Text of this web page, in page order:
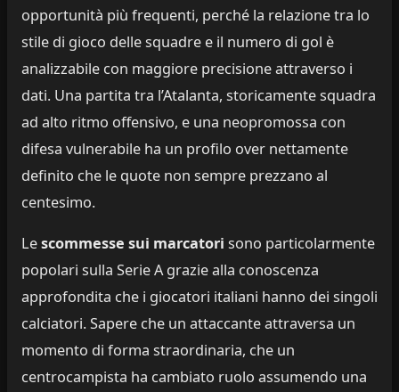
opportunità più frequenti, perché la relazione tra lo
stile di gioco delle squadre e il numero di gol è
analizzabile con maggiore precisione attraverso i
dati. Una partita tra l’Atalanta, storicamente squadra
ad alto ritmo offensivo, e una neopromossa con
difesa vulnerabile ha un profilo over nettamente
definito che le quote non sempre prezzano al
centesimo.
Lescommesse sui marcatori sono particolarmente
popolari sulla Serie A grazie alla conoscenza
approfondita che i giocatori italiani hanno dei singoli
calciatori. Sapere che un attaccante attraversa un
momento di forma straordinaria, che un
centrocampista ha cambiato ruolo assumendo una